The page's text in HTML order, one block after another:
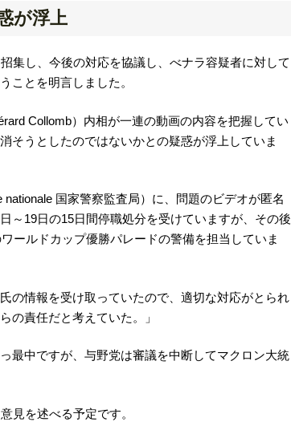
が浮上
集し、今後の対応を協議し、べナラ容疑者に対して
ことを明言しました。
Collomb）内相が一連の動画の内容を把握してい
そうとしたのではないかとの疑惑が浮上していま
国家警察監査局）に、問題のビデオが匿名
～19日の15日間停職処分を受けていますが、その後
ールドカップ優勝パレードの警備を担当していま
の情報を受け取っていたので、適切な対応がとられ
の責任だと考えていた。」
最中ですが、与野党は審議を中断してマクロン大統
見を述べる予定です。